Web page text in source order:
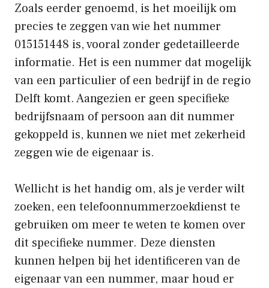
Zoals eerder genoemd, is het moeilijk om
precies te zeggen van wie het nummer
015151448 is, vooral zonder gedetailleerde
informatie. Het is een nummer dat mogelijk
van een particulier of een bedrijf in de regio
Delft komt. Aangezien er geen specifieke
bedrijfsnaam of persoon aan dit nummer
gekoppeld is, kunnen we niet met zekerheid
zeggen wie de eigenaar is.
Wellicht is het handig om, als je verder wilt
zoeken, een telefoonnummerzoekdienst te
gebruiken om meer te weten te komen over
dit specifieke nummer. Deze diensten
kunnen helpen bij het identificeren van de
eigenaar van een nummer, maar houd er